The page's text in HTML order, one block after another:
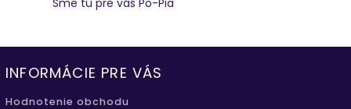
INFORMÁCIE PRE VÁS
Hodnotenie obchodu